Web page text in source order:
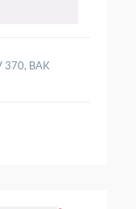
370, BAK